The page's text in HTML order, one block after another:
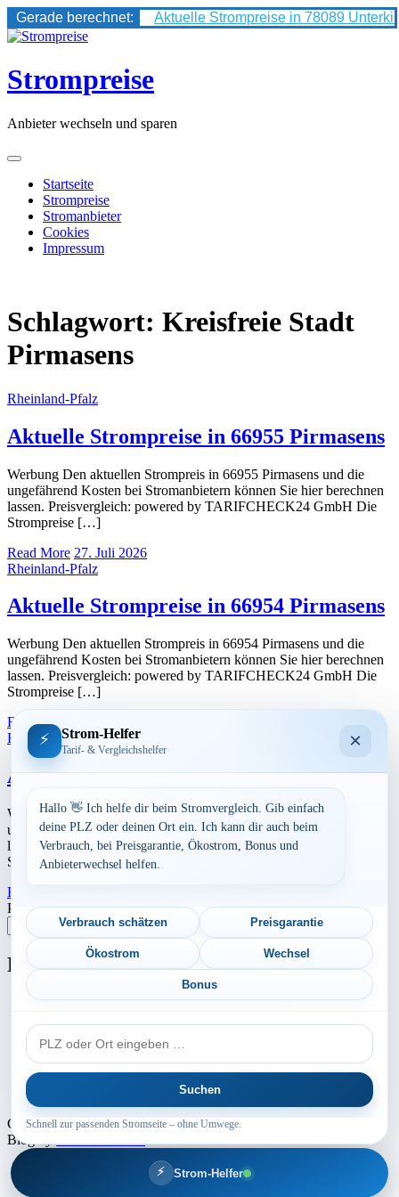
Gerade berechnet:
Aktuelle Strompreise in 78089
Skip
content
Strompreise
Anbieter wechseln und sparen
Startseite
Strompreise
Stromanbieter
Cookies
Impressum
Schlagwort: Kreisfreie Stadt
Pirmasens
Rheinland-Pfalz
Aktuelle Strompreise in 66955 Pirmasens
Werbung Den aktuellen Strompreis in 66955 Pirmasens und die
ungefährend Kosten bei Stromanbietern können Sie hier berechnen
lassen. Preisvergleich: powered by TARIFCHECK24 GmbH Die
Strompreise […]
Read More 27. Juli 2026
Rheinland-Pfalz
Aktuelle Strompreise in 66954 Pirmasens
Werbung Den aktuellen Strompreis in 66954 Pirmasens und die
ungefährend Kosten bei Stromanbietern können Sie hier berechnen
lassen. Preisvergleich: powered by TARIFCHECK24 GmbH Die
Strompreise […]
Read More
Rheinland-Pfalz
Aktuelle Strompreise in 66953 Pirmasens
Werbung Den aktuellen Strompreis in 66953 Pirmasens und die
ungefährend Kosten bei Stromanbietern können Sie hier berechnen
lassen. Preisvergleich: powered by TARIFCHECK24 GmbH Die
Strompreise […]
Read More
Postleitzahl eingeben
Suchen
Neu berechnet
Aktuelle Strompreise in 83104 Tuntenhausen
Aktuelle Strompreise in 10317 Berlin Rummelsburg
Aktuelle Strompreise in 87772 Pfaffenhausen
Copyright © 2024 - 2026 INTERMEDIA GROUP - Theme Marsh
Blog by
⚡ Strom-Helfer
⚡ Strom-Helfer
Tarif- & Vergleichshelfer ×
Hallo 👋 Ich helfe dir beim Stromvergleich. Gib einfach
deine PLZ oder deinen Ort ein. Ich kann dir auch beim
Verbrauch, bei Preisgarantie, Ökostrom, Bonus und
Anbieterwechsel helfen.
Verbrauch schätzen Preisgarantie
Ökostrom Wechsel
Bonus
PLZ
oder
Ort
Suchen
Schnell zur passenden Stromseite – ohne Umwege.